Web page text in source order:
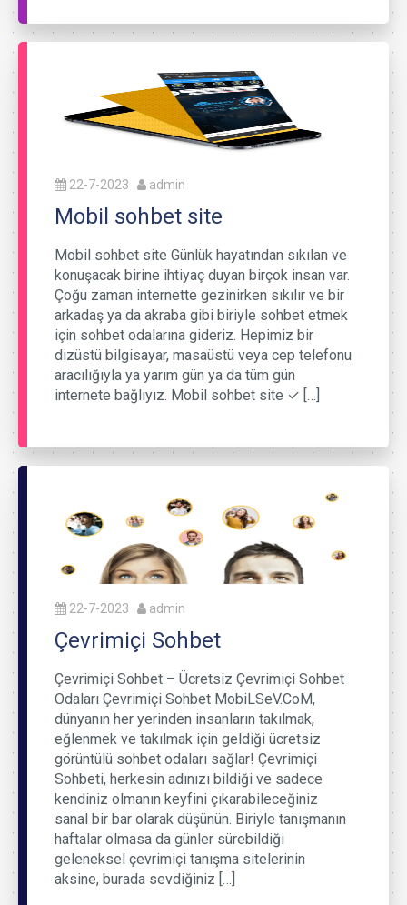
22-7-2023 admin
Mobil sohbet site
Mobil sohbet site Günlük hayatından sıkılan ve
konuşacak birine ihtiyaç duyan birçok insan var.
Çoğu zaman internette gezinirken sıkılır ve bir
arkadaş ya da akraba gibi biriyle sohbet etmek
için sohbet odalarına gideriz. Hepimiz bir
dizüstü bilgisayar, masaüstü veya cep telefonu
aracılığıyla ya yarım gün ya da tüm gün
internete bağlıyız. Mobil sohbet site ✓ […]
22-7-2023 admin
Çevrimiçi Sohbet
Çevrimiçi Sohbet – Ücretsiz Çevrimiçi Sohbet
Odaları Çevrimiçi Sohbet MobiLSeV.CoM,
dünyanın her yerinden insanların takılmak,
eğlenmek ve takılmak için geldiği ücretsiz
görüntülü sohbet odaları sağlar! Çevrimiçi
Sohbeti, herkesin adınızı bildiği ve sadece
kendiniz olmanın keyfini çıkarabileceğiniz
sanal bir bar olarak düşünün. Biriyle tanışmanın
haftalar olmasa da günler sürebildiği
geleneksel çevrimiçi tanışma sitelerinin
aksine, burada sevdiğiniz […]